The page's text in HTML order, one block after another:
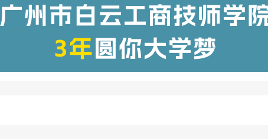
广州市白云工商技师学
3年圆你大学梦